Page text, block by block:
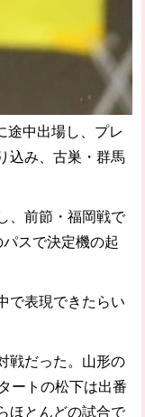
途中出場し、プレ
込み、古巣・群馬
、前節・福岡戦で
スで決定機の起
で表現できたらい
戦だった。山形の
ートの松下は出番
ほとんどの試合で